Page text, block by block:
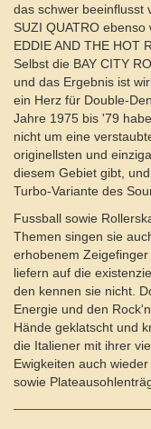
das schwer beeinflusst
SUZI QUATRO
EDDIE AND THE HOT
Selbst die BAY CITY
und das Ergebnis ist
ein Herz für Double-
Jahre 1975 bis '79
nicht um eine
originellsten und
diesem Gebiet gibt,
Turbo-Variante des
Fussball sowie
Themen singen sie
erhobenem
liefern auf die
den kennen sie nicht.
Energie und den
Hände geklatscht und
die Italiener mit ihrer
Ewigkeiten auch
sowie